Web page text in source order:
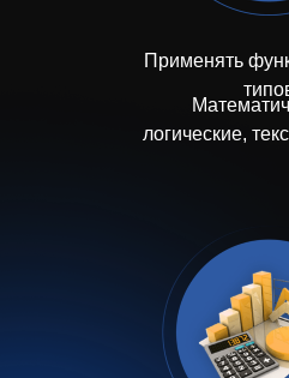
Применять
логические,